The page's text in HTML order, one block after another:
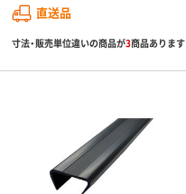
直送品
寸法・販売単位違いの商品が3商品あります